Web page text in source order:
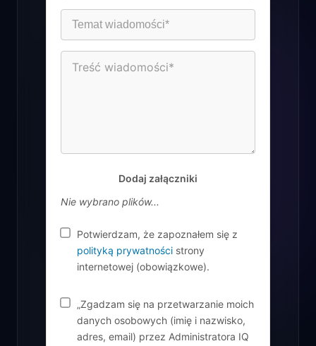
Home
Kontakt
Regulamin
Logowanie
Dodaj załączniki
Nie wybrano plików...
Potwierdzam, że zapoznałem się z
polityką prywatności strony
internetowej (obowiązkowe).
„Zgadzam się na przetwarzanie moich
danych osobowych (imię i nazwisko,
adres, email) przez Administratora IQ